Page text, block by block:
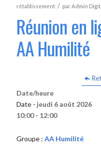
rétablissement / parAdmin
Réunion en
AA Humilité
Date/heure
Date - jeudi 6 août 2026
10:00 - 12:00
Groupe : AA Humilité